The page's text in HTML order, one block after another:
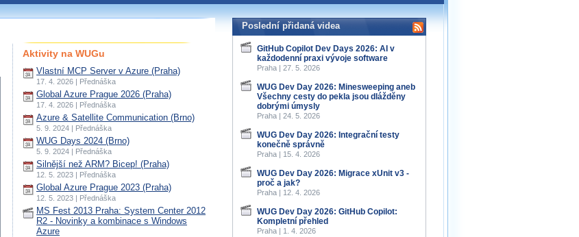
Aktivity na WUGu
Vlastní MCP Server v Azure (Praha)
17. 4. 2026 | Přednáška
Global Azure Prague 2026 (Praha)
17. 4. 2026 | Přednáška
Azure & Satellite Communication (Brno)
5. 9. 2024 | Přednáška
WUG Days 2024 (Brno)
5. 9. 2024 | Přednáška
Silnější než ARM? Bicep! (Praha)
12. 5. 2023 | Přednáška
Global Azure Prague 2023 (Praha)
12. 5. 2023 | Přednáška
MS Fest 2013 Praha: System Center 2012
R2 - Novinky a kombinace s Windows
Azure
Poslední přidaná videa
GitHub Copilot Dev Days 2026: AI v
každodenní praxi vývoje software
Praha | 27. 5. 2026
WUG Dev Day 2026: Minesweeping aneb
Všechny cesty do pekla jsou dlážděny
dobrými úmysly
Praha | 24. 5. 2026
WUG Dev Day 2026: Integrační testy
konečně správně
Praha | 15. 4. 2026
WUG Dev Day 2026: Migrace xUnit v3 -
proč a jak?
Praha | 12. 4. 2026
WUG Dev Day 2026: GitHub Copilot:
Kompletní přehled
Praha | 1. 4. 2026